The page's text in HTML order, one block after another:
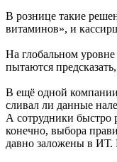
В рознице такие
витаминов», и
На глобальном
пытаются
В ещё одной компании
сливал ли данные
А сотрудники быстро
конечно, выбора
давно заложены в ИТ.